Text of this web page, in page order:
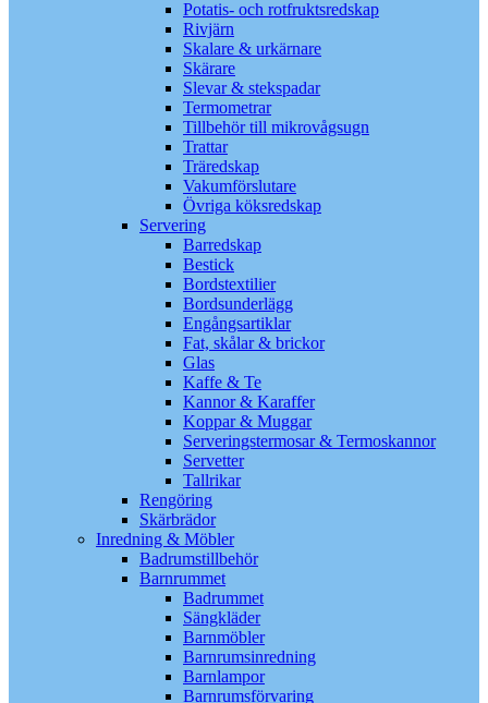
Potatis- och rotfruktsredskap
Rivjärn
Skalare & urkärnare
Skärare
Slevar & stekspadar
Termometrar
Tillbehör till mikrovågsugn
Trattar
Träredskap
Vakumförslutare
Övriga köksredskap
Servering
Barredskap
Bestick
Bordstextilier
Bordsunderlägg
Engångsartiklar
Fat, skålar & brickor
Glas
Kaffe & Te
Kannor & Karaffer
Koppar & Muggar
Serveringstermosar & Termoskannor
Servetter
Tallrikar
Rengöring
Skärbrädor
Inredning & Möbler
Badrumstillbehör
Barnrummet
Badrummet
Sängkläder
Barnmöbler
Barnrumsinredning
Barnlampor
Barnrumsförvaring